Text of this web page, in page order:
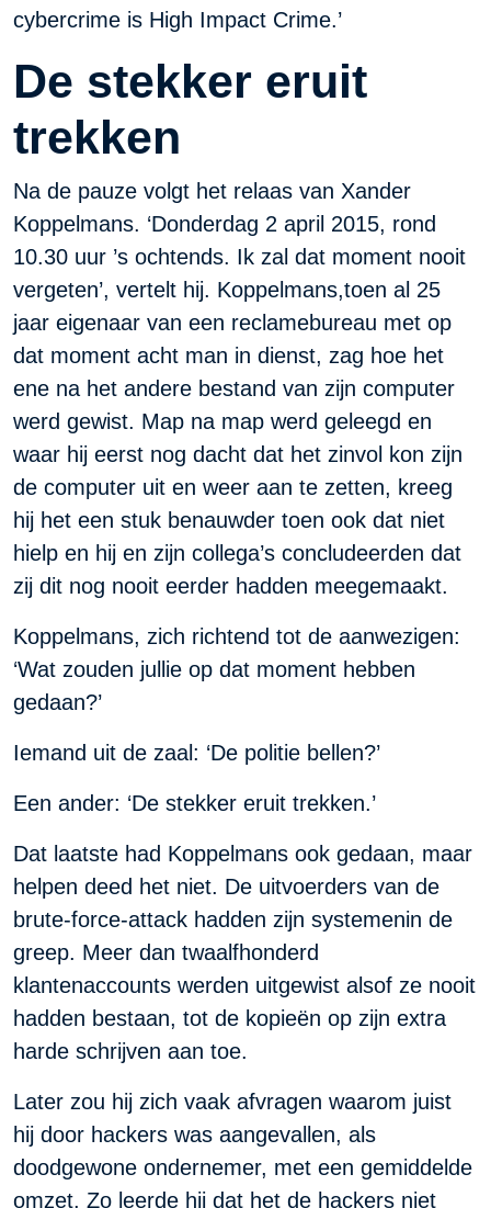
cybercrime is High Impact Crime.’
De stekker eruit
trekken
Na de pauze volgt het relaas van Xander
Koppelmans. ‘Donderdag 2 april 2015, rond
10.30 uur ’s ochtends. Ik zal dat moment nooit
vergeten’, vertelt hij. Koppelmans,toen al 25
jaar eigenaar van een reclamebureau met op
dat moment acht man in dienst, zag hoe het
ene na het andere bestand van zijn computer
werd gewist. Map na map werd geleegd en
waar hij eerst nog dacht dat het zinvol kon zijn
de computer uit en weer aan te zetten, kreeg
hij het een stuk benauwder toen ook dat niet
hielp en hij en zijn collega’s concludeerden dat
zij dit nog nooit eerder hadden meegemaakt.
Koppelmans, zich richtend tot de aanwezigen:
‘Wat zouden jullie op dat moment hebben
gedaan?’
Iemand uit de zaal: ‘De politie bellen?’
Een ander: ‘De stekker eruit trekken.’
Dat laatste had Koppelmans ook gedaan, maar
helpen deed het niet. De uitvoerders van de
brute-force-attack hadden zijn systemenin de
greep. Meer dan twaalfhonderd
klantenaccounts werden uitgewist alsof ze nooit
hadden bestaan, tot de kopieën op zijn extra
harde schrijven aan toe.
Later zou hij zich vaak afvragen waarom juist
hij door hackers was aangevallen, als
doodgewone ondernemer, met een gemiddelde
omzet. Zo leerde hij dat het de hackers niet